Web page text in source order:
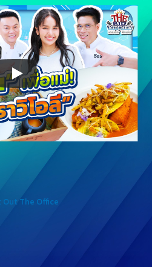
Out The Office